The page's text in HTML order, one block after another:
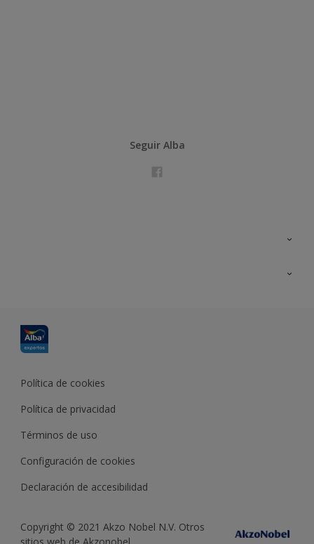
Seguir Alba
Política de cookies
Política de privacidad
Términos de uso
Configuración de cookies
Declaración de accesibilidad
Copyright © 2021 Akzo Nobel N.V. Otros
sitios web de Akzonobel